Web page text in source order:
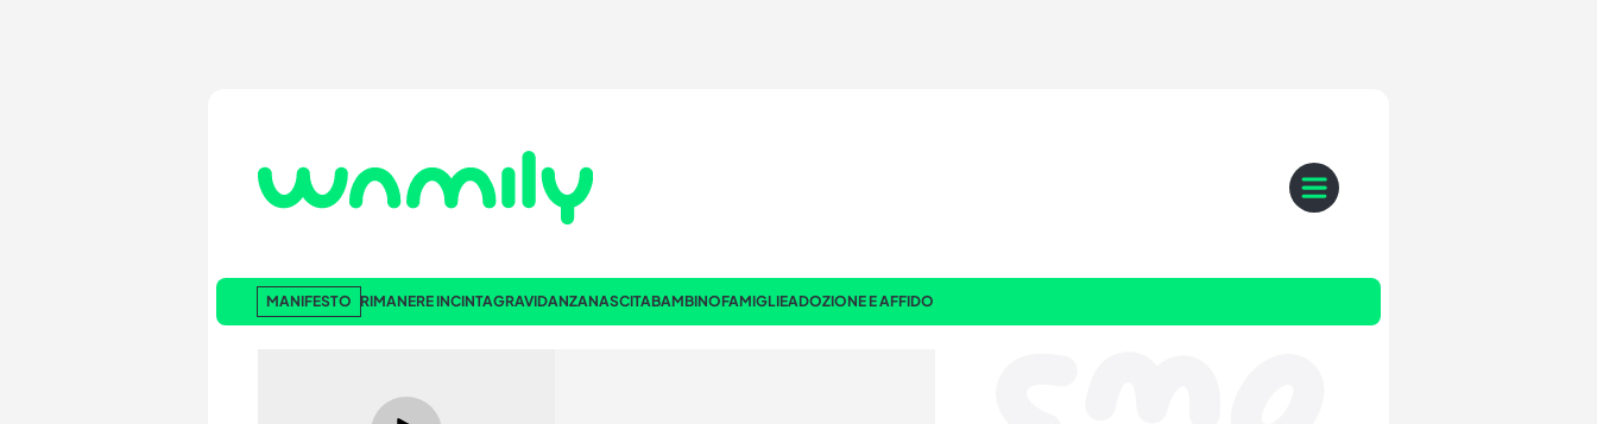
MANIFESTO RIMANERE INCINTAGRAVIDANZANASCITABAMBINOFAMIGLIEADOZIONE E AFFIDO